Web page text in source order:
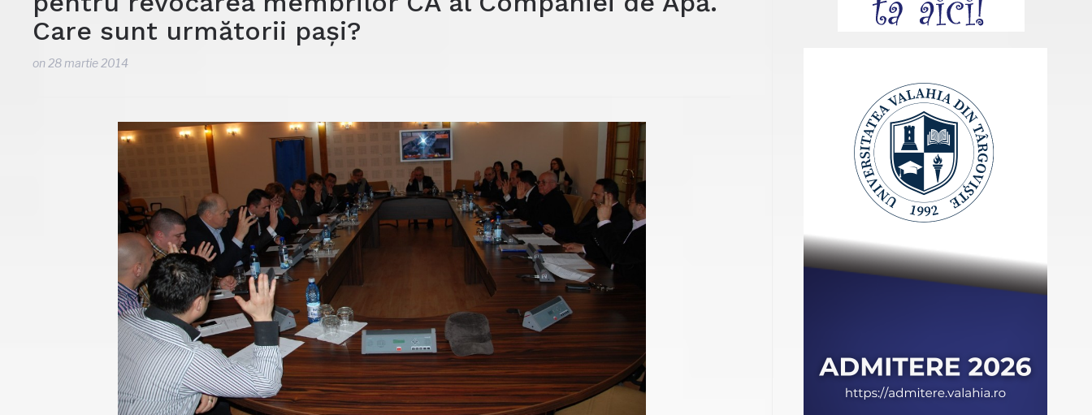
Care sunt următorii pași?
on 28 martie 2014